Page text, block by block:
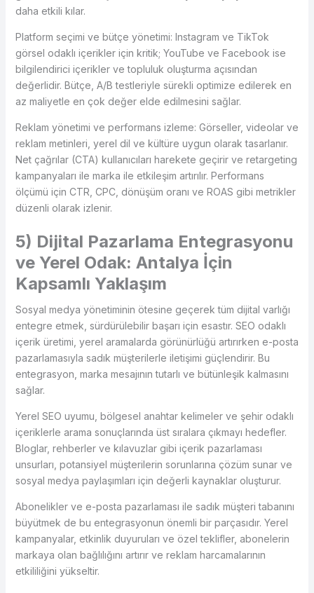
daha etkili kılar.
Platform seçimi ve bütçe yönetimi: Instagram ve TikTok
görsel odaklı içerikler için kritik; YouTube ve Facebook ise
bilgilendirici içerikler ve topluluk oluşturma açısından
değerlidir. Bütçe, A/B testleriyle sürekli optimize edilerek en
az maliyetle en çok değer elde edilmesini sağlar.
Reklam yönetimi ve performans izleme: Görseller, videolar ve
reklam metinleri, yerel dil ve kültüre uygun olarak tasarlanır.
Net çağrılar (CTA) kullanıcıları harekete geçirir ve retargeting
kampanyaları ile marka ile etkileşim artırılır. Performans
ölçümü için CTR, CPC, dönüşüm oranı ve ROAS gibi metrikler
düzenli olarak izlenir.
5) Dijital Pazarlama Entegrasyonu
ve Yerel Odak: Antalya İçin
Kapsamlı Yaklaşım
Sosyal medya yönetiminin ötesine geçerek tüm dijital varlığı
entegre etmek, sürdürülebilir başarı için esastır. SEO odaklı
içerik üretimi, yerel aramalarda görünürlüğü artırırken e-posta
pazarlamasıyla sadık müşterilerle iletişimi güçlendirir. Bu
entegrasyon, marka mesajının tutarlı ve bütünleşik kalmasını
sağlar.
Yerel SEO uyumu, bölgesel anahtar kelimeler ve şehir odaklı
içeriklerle arama sonuçlarında üst sıralara çıkmayı hedefler.
Bloglar, rehberler ve kılavuzlar gibi içerik pazarlaması
unsurları, potansiyel müşterilerin sorunlarına çözüm sunar ve
sosyal medya paylaşımları için değerli kaynaklar oluşturur.
Abonelikler ve e-posta pazarlaması ile sadık müşteri tabanını
büyütmek de bu entegrasyonun önemli bir parçasıdır. Yerel
kampanyalar, etkinlik duyuruları ve özel teklifler, abonelerin
markaya olan bağlılığını artırır ve reklam harcamalarının
etkililiğini yükseltir.